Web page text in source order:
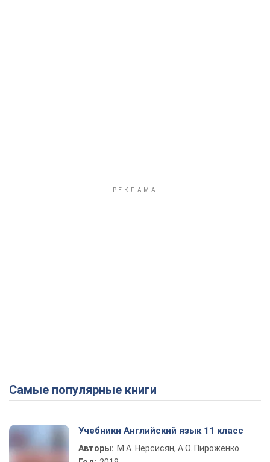
Самые популярные книги
Учебники Английский язык 11 класс
Авторы: М.А. Нерсисян, А.О. Пироженко